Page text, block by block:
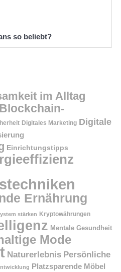
so beliebt?
im Alltag
Blockchain-
Digitales Marketing Digitale
Einrichtungstipps
Ernährung
stärken Kryptowährungen
Mentale Gesundheit
Mode
Naturerlebnis Persönliche
Platzsparende Möbel